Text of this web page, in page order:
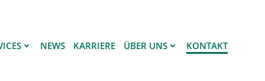
NEWS KARRIERE ÜBER UNS KONTAKT